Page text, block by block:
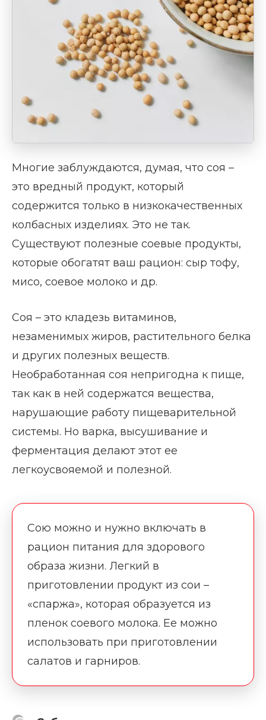
Многие заблуждаются, думая, что соя –
это вредный продукт, который
содержится только в низкокачественных
колбасных изделиях. Это не так.
Существуют полезные соевые продукты,
которые обогатят ваш рацион: сыр тофу,
мисо, соевое молоко и др.
Соя – это кладезь витаминов,
незаменимых жиров, растительного белка
и других полезных веществ.
Необработанная соя непригодна к пище,
так как в ней содержатся вещества,
нарушающие работу пищеварительной
системы. Но варка, высушивание и
ферментация делают этот ее
легкоусвояемой и полезной.
Сою можно и нужно включать в
рацион питания для здорового
образа жизни. Легкий в
приготовлении продукт из сои –
«спаржа», которая образуется из
пленок соевого молока. Ее можно
использовать при приготовлении
салатов и гарниров.